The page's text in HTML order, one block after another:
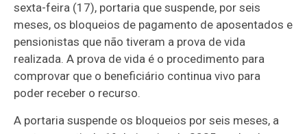
sexta-feira (17), portaria que suspende, por seis
meses, os bloqueios de pagamento de aposentados e
pensionistas que não tiveram a prova de vida
realizada. A prova de vida é o procedimento para
comprovar que o beneficiário continua vivo para
poder receber o recurso.
A portaria suspende os bloqueios por seis meses, a